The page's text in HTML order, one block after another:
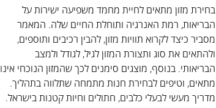
בחירת מזון מתאים לחיית מחמד משפיעה ישירות על
הבריאות, רמת האנרגיה ותוחלת החיים שלה. המאמר
מסביר כיצד לקרוא תוויות מזון, להבין רכיבים ותוספים,
ולהתאים את סוג ותצורת המזון לגיל, לגודל ולמצב
הבריאותי. בנוסף, מוצגים סימנים לכך שהמזון הנוכחי אינו
מתאים, וטיפים לבחירת חנות מתמחה שתלווה בתהליך.
מדריך מעשי לבעלי כלבים, חתולים וחיות קטנות בישראל.